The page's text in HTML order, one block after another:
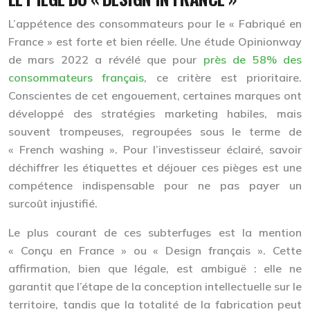
L’appétence des consommateurs pour le « Fabriqué en
France » est forte et bien réelle. Une étude Opinionway
de mars 2022 a révélé que pour près de 58% des
consommateurs français, ce critère est prioritaire.
Conscientes de cet engouement, certaines marques ont
développé des stratégies marketing habiles, mais
souvent trompeuses, regroupées sous le terme de
« French washing ». Pour l’investisseur éclairé, savoir
déchiffrer les étiquettes et déjouer ces pièges est une
compétence indispensable pour ne pas payer un
surcoût injustifié.
Le plus courant de ces subterfuges est la mention
« Conçu en France » ou « Design français ». Cette
affirmation, bien que légale, est ambiguë : elle ne
garantit que l’étape de la conception intellectuelle sur le
territoire, tandis que la totalité de la fabrication peut